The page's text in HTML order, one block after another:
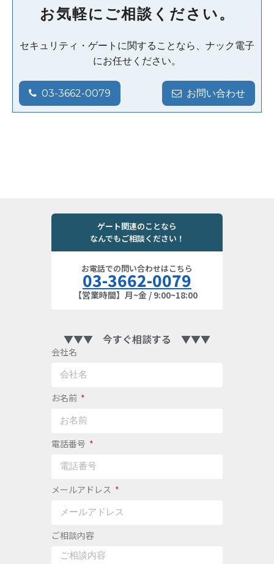
お気軽にご相談ください。
セキュリティ・ゲートに関することなら、ナック電子
にお任せください。
03-3662-0079 お問い合わせ
ゲート関連のことなら
なんでもご相談ください！
お電話での問い合わせはこちら
03-3662-0079
【営業時間】月~金 / 9:00~18:00
▼▼▼ 今すぐ相談する ▼▼▼
会社名
お名前
電話番号
メールアドレス
ご相談内容